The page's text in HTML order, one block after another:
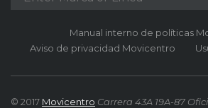
Manual interno de políticas
Aviso de privacidad Movicentro
© 2017 Movicentro Carrera 43A 19A-87